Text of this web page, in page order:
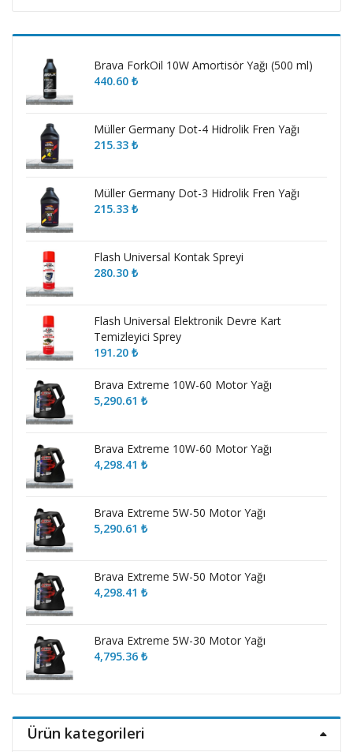
Brava ForkOil 10W Amortisör Yağı (500 ml)
440.60₺
Müller Germany Dot-4 Hidrolik Fren Yağı
215.33₺
Müller Germany Dot-3 Hidrolik Fren Yağı
215.33₺
Flash Universal Kontak Spreyi
280.30₺
Flash Universal Elektronik Devre Kart
Temizleyici Sprey
191.20₺
Brava Extreme 10W-60 Motor Yağı
5,290.61₺
Brava Extreme 10W-60 Motor Yağı
4,298.41₺
Brava Extreme 5W-50 Motor Yağı
5,290.61₺
Brava Extreme 5W-50 Motor Yağı
4,298.41₺
Brava Extreme 5W-30 Motor Yağı
4,795.36₺
Ürün kategorileri